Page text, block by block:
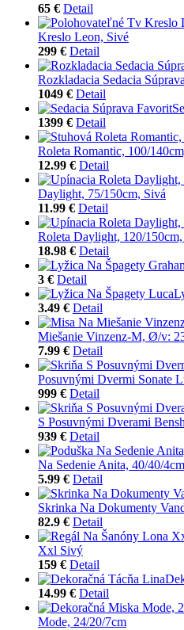
65 € Detail
Kreslo Leon, Sivé
299 € Detail
Rozkladacia Sedacia
1049 € Detail
1399 € Detail
Roleta Romantic, 100/
12.99 € Detail
Daylight, 75/150cm, Sivá
11.99 € Detail
Roleta Daylight, 120/
18.98 € Detail
3 € Detail
3.49 € Detail
Miešanie Vinzenz-M, Ø/v:
7.99 € Detail
Posuvnými Dvermi Sonate
999 € Detail
S Posuvnými Dverami
939 € Detail
Na Sedenie Anita, 40/40/
5.99 € Detail
Skrinka Na Dokumenty
82.9 € Detail
Xxl Sivý
159 € Detail
14.99 € Detail
Mode, 24/20/7cm